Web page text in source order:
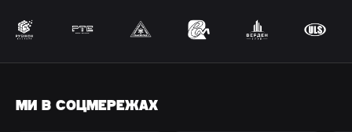
МИ В СОЦМЕРЕЖАХ